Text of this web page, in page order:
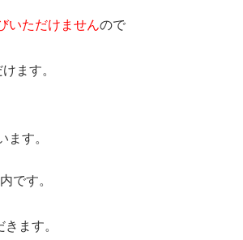
いただけませんので
ます。
す。
です。
ます。